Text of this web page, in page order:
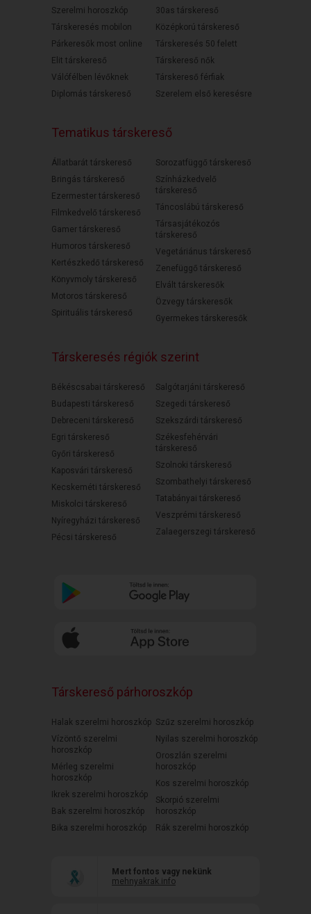
Szerelmi horoszkóp
Társkeresés mobilon
Párkeresők most online
Elit társkereső
Válófélben lévőknek
Diplomás társkereső
30as társkereső
Középkorú társkereső
Társkeresés 50 felett
Társkereső nők
Társkereső férfiak
Szerelem első keresésre
Tematikus társkereső
Állatbarát társkereső
Bringás társkereső
Ezermester társkereső
Filmkedvelő társkereső
Gamer társkereső
Humoros társkereső
Kertészkedő társkereső
Könyvmoly társkereső
Motoros társkereső
Spirituális társkereső
Sorozatfüggő társkereső
Színházkedvelő
társkereső
Táncoslábú társkereső
Társasjátékozós
társkereső
Vegetáriánus társkereső
Zenefüggő társkereső
Elvált társkeresők
Özvegy társkeresők
Gyermekes társkeresők
Társkeresés régiók szerint
Békéscsabai társkereső
Budapesti társkereső
Debreceni társkereső
Egri társkereső
Győri társkereső
Kaposvári társkereső
Kecskeméti társkereső
Miskolci társkereső
Nyíregyházi társkereső
Pécsi társkereső
Salgótarjáni társkereső
Szegedi társkereső
Szekszárdi társkereső
Székesfehérvári
társkereső
Szolnoki társkereső
Szombathelyi társkereső
Tatabányai társkereső
Veszprémi társkereső
Zalaegerszegi társkereső
Társkereső párhoroszkóp
Halak szerelmi horoszkóp
Vízöntő szerelmi
horoszkóp
Mérleg szerelmi
horoszkóp
Ikrek szerelmi horoszkóp
Bak szerelmi horoszkóp
Bika szerelmi horoszkóp
Szűz szerelmi horoszkóp
Nyilas szerelmi horoszkóp
Oroszlán szerelmi
horoszkóp
Kos szerelmi horoszkóp
Skorpió szerelmi
horoszkóp
Rák szerelmi horoszkóp
Mert fontos vagy nekünk
mehnyakrak.info